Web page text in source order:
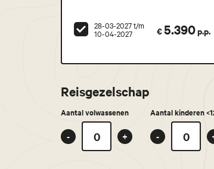
28-03-2027 t/m
10-04-2027 €5.390p.p.
Reisgezelschap
Aantal volwassenen
- +
Aantal kinderen
-